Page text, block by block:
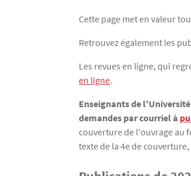
Cette page met en valeur
Retrouvez également les
Les revues en ligne, qui
en ligne.
Enseignants de
demandes par courriel à
couverture de l'ouvrage au
texte de la 4e de